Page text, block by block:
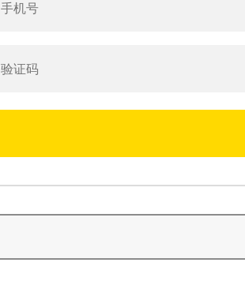
手机号
验证码